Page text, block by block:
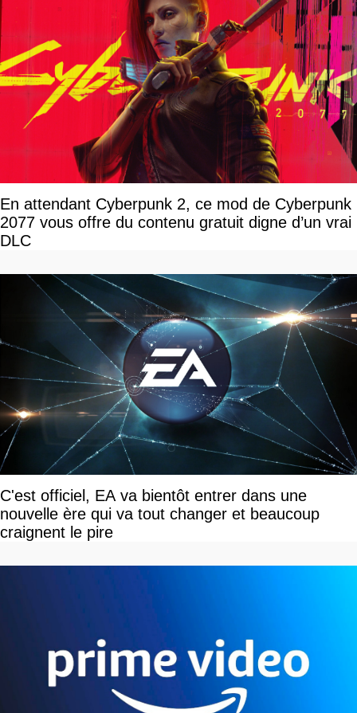
En attendant Cyberpunk 2, ce mod de Cyberpunk
2077 vous offre du contenu gratuit digne d’un vrai
DLC
C'est officiel, EA va bientôt entrer dans une
nouvelle ère qui va tout changer et beaucoup
craignent le pire